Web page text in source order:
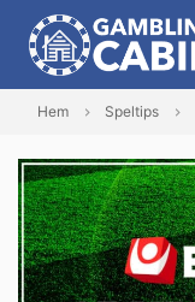
Hem Speltips